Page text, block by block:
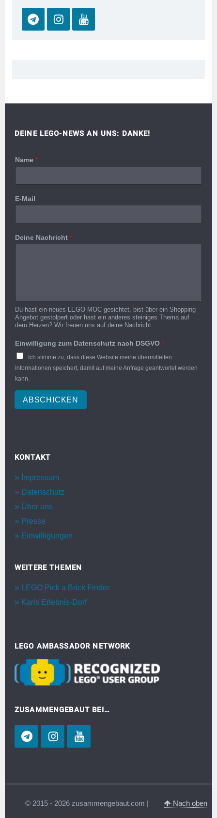
DEINE LEGO-NEWS AN UNS: DANKE!
Name *
E-Mail
Deine Nachricht *
Du hast ein neues LEGO MOC gesichtet, bist über ein Shopping-
Angebot gestolpert oder hast ein anderes steiniges Thema auf
dem Herzen? Wir freuen uns auf deine Nachricht.
Einwilligung zum Datenschutz nach DSGVO *
Ich stimme zu, dass diese Website meine übermittelten
Informationen speichert, damit auf meine Anfrage geantwortet werden
kann.
ABSCHICKEN
KONTAKT
Impressum
Datenschutz
Über uns
Presse
Einwilligungen
WEITERE THEMEN
LEGO Pick a Brick Finder
Karls Erlebnis-Dorf
LEGO AMBASSADOR NETWORK
ZUSAMMENGEBAUT BEI…
© 2015 - 2026 zusammengebaut.com | Nach oben